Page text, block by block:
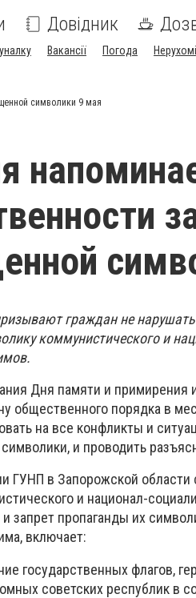
Довідник
Вакансії Погода
символики 9 мая
граждан не
коммунистического и
Дня памяти и
общественного порядка в
на все конфликты и
и проводить
ГУНП в Запорожской
и национал-
запрет пропаганды их
включает:
государственных флагов,
советских республик в